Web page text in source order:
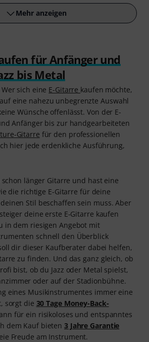
Mehr anzeigen
für Anfänger und
bis Metal
sich eine E-Gitarre kaufen möchte,
eine nahezu unbegrenzte Auswahl
Wünsche offenlässt. Von der E-
Anfänger bis zur handgearbeiteten
Gitarre für den professionellen
hier jede erdenkliche Ausführung,
länger Gitarre und hast eine
die richtige E-Gitarre für deine
Stil beschaffen sein muss. Aber
deine erste E-Gitarre kaufen
in dem riesigen Angebot mit
schnell den Überblick
dir dieser Kaufberater dabei helfen,
zu finden. Und das ganz gleich, ob
bist, ob du Jazz oder Metal spielst,
oder auf der Stadionbühne.
eines Musikinstrumentes immer eine
sorgt die 30 Tage Money-Back-
für ein risikoloses und entspanntes
dem Kauf bieten3 Jahre Garantie
Freude am Instrument.